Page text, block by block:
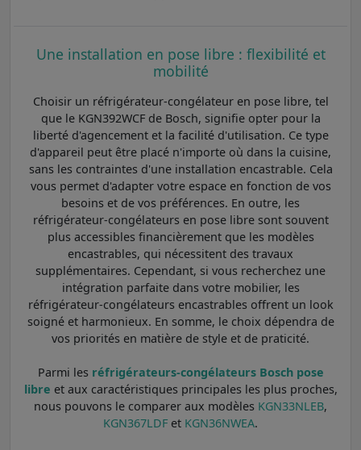
Une installation en pose libre : flexibilité et
mobilité
Choisir un réfrigérateur-congélateur en pose libre, tel
que le KGN392WCF de Bosch, signifie opter pour la
liberté d'agencement et la facilité d'utilisation. Ce type
d'appareil peut être placé n'importe où dans la cuisine,
sans les contraintes d'une installation encastrable. Cela
vous permet d'adapter votre espace en fonction de vos
besoins et de vos préférences. En outre, les
réfrigérateur-congélateurs en pose libre sont souvent
plus accessibles financièrement que les modèles
encastrables, qui nécessitent des travaux
supplémentaires. Cependant, si vous recherchez une
intégration parfaite dans votre mobilier, les
réfrigérateur-congélateurs encastrables offrent un look
soigné et harmonieux. En somme, le choix dépendra de
vos priorités en matière de style et de praticité.
Parmi les réfrigérateurs-congélateurs Bosch pose
libre et aux caractéristiques principales les plus proches,
nous pouvons le comparer aux modèles KGN33NLEB,
KGN367LDF et KGN36NWEA.